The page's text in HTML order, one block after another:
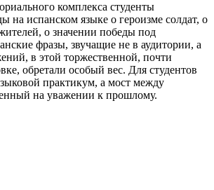
комплекса студенты
на испанском языке о героизме солдат, о
о значении победы под
фразы, звучащие не в аудитории, а
в этой торжественной, почти
обретали особый вес. Для студентов
практикум, а мост между
на уважении к прошлому.